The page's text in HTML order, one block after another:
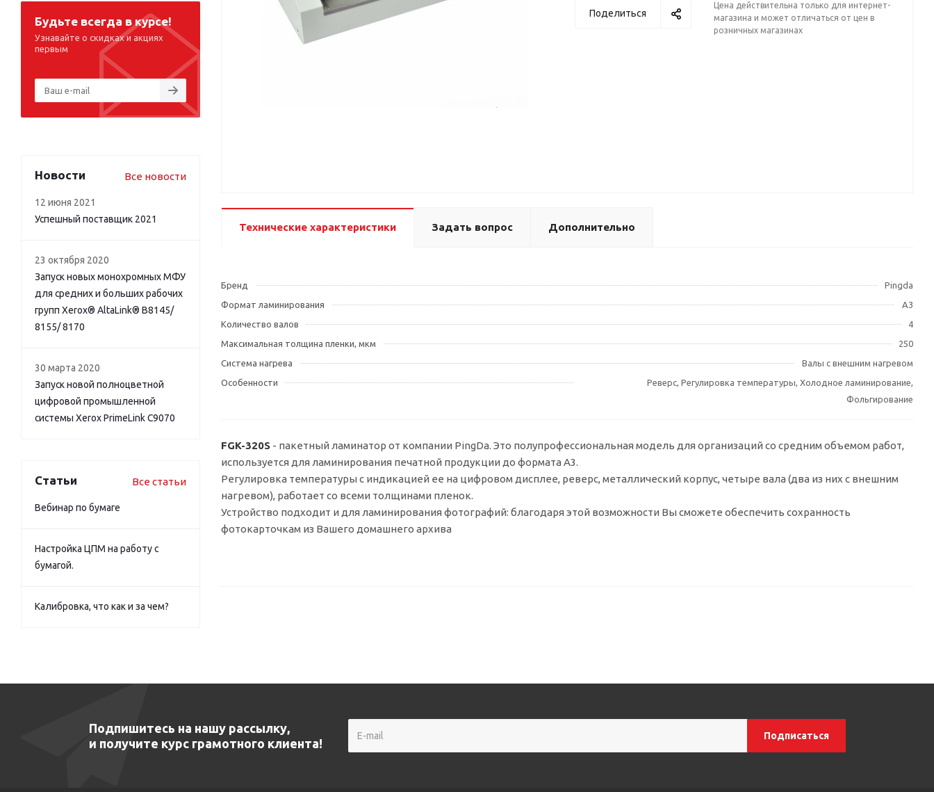
Поделиться
Цена действительна только для интернет-
магазина и может отличаться от цен в
розничных магазинах
Технические характеристики Задать вопрос Дополнительно
Бренд
Pingda
Формат ламинирования
A3
Количество валов
4
Максимальная толщина пленки, мкм
250
Система нагрева
Валы с внешним нагревом
Особенности
Реверс, Регулировка температуры, Холодное ламинирование,
Фольгирование
FGK-320S - пакетный ламинатор от компании PingDa. Это полупрофессиональная модель для организаций со средним объемом работ,
используется для ламинирования печатной продукции до формата А3.
Регулировка температуры с индикацией ее на цифровом дисплее, реверс, металлический корпус, четыре вала (два из них с внешним
нагревом), работает со всеми толщинами пленок.
Устройство подходит и для ламинирования фотографий: благодаря этой возможности Вы сможете обеспечить сохранность
фотокарточкам из Вашего домашнего архива
Будьте всегда в курсе!
Узнавайте о скидках и акциях
первым
Новости Все новости
12 июня 2021
Успешный поставщик 2021
23 октября 2020
Запуск новых монохромных МФУ
для средних и больших рабочих
групп Xerox® AltaLink® B8145/
8155/ 8170
30 марта 2020
Запуск новой полноцветной
цифровой промышленной
системы Xerox PrimeLink C9070
Статьи Все статьи
Вебинар по бумаге
Настройка ЦПМ на работу с
бумагой.
Калибровка, что как и за чем?
Подпишитесь на нашу рассылку,
и получите курс грамотного клиента!